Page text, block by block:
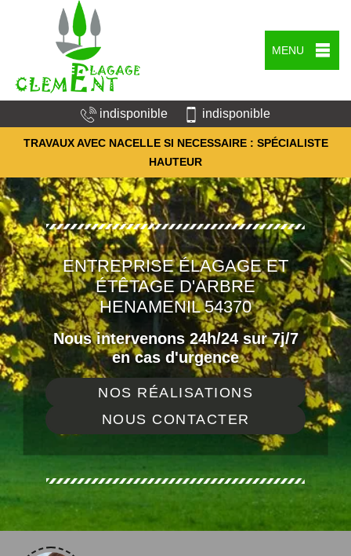
MENU
indisponible indisponible
TRAVAUX AVEC NACELLE SI NECESSAIRE : SPÉCIALISTE
HAUTEUR
ENTREPRISE ÉLAGAGE ET
ÉTÊTAGE D'ARBRE
HENAMENIL 54370
Nous intervenons 24h/24 sur 7j/7
en cas d'urgence
NOS RÉALISATIONS
NOUS CONTACTER